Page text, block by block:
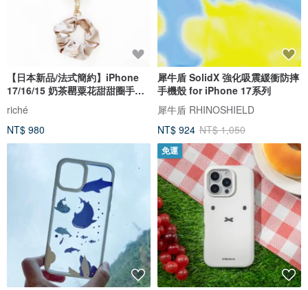
【日本新品/法式簡約】iPhone
17/16/15 奶茶罌粟花甜甜圈手機
殼
riché
NT$ 980
犀牛盾 SolidX 強化吸震緩衝防摔
手機殼 for iPhone 17系列
犀牛盾 RHINOSHIELD
NT$ 924 NT$ 1,050
免運